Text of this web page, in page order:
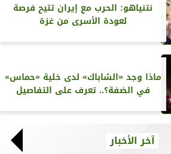
نتنياهو: الحرب مع إيران تتيح فرصة
لعودة الأسرى من غزة
ماذا وجد «الشاباك» لدى خلية «حماس»
في الضفة؟.. تعرف على التفاصيل
آخر الأخبار